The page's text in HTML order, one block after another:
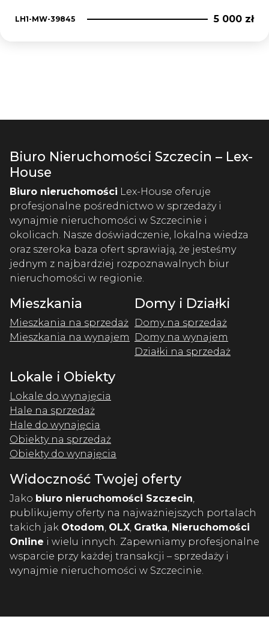
LH1-MW-39845 5 000 zł
Biuro Nieruchomości Szczecin – Lex-
House
Biuro nieruchomości Lex-House oferuje
profesjonalne pośrednictwo w sprzedaży i
wynajmie nieruchomości w Szczecinie i
okolicach. Nasze doświadczenie, lokalna wiedza
oraz szeroka baza ofert sprawiają, że jesteśmy
jednym z najbardziej rozpoznawalnych biur
nieruchomości w regionie.
Mieszkania
Mieszkania na sprzedaż
Mieszkania na wynajem
Domy i Działki
Domy na sprzedaż
Domy na wynajem
Działki na sprzedaż
Lokale i Obiekty
Lokale do wynajęcia
Hale na sprzedaż
Hale do wynajęcia
Obiekty na sprzedaż
Obiekty do wynajęcia
Widoczność Twojej oferty
Jako biuro nieruchomości Szczecin
publikujemy oferty na najważniejszych portalach
takich jak Otodom OLX Gratka Nieruchomości
Online i wielu innych. Zapewniamy profesjonalne
wsparcie przy każdej transakcji – sprzedaży i
wynajmie nieruchomości w Szczecinie.